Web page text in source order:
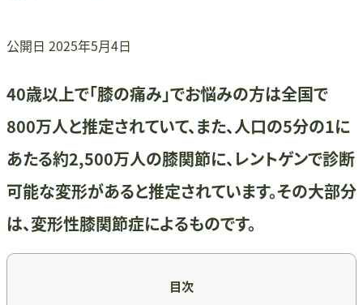
公開日 2025年5月4日
40歳以上で「膝の痛み」でお悩みの方は全国で
800万人と推定されていて、また、人口の5分の1に
あたる約2,500万人の膝関節に、レントゲンで診断
可能な変形があると推定されています。その大部分
は、変形性膝関節症によるものです。
目次